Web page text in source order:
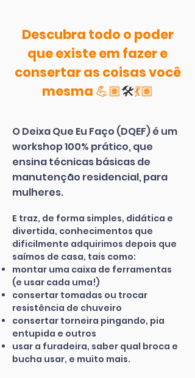
Descubra todo o poder
que existe em fazer e
consertar as coisas você
mesma 💪🏽🛠💃🏽
O Deixa Que Eu Faço (DQEF) é um
workshop 100% prático, que
ensina técnicas básicas de
manutenção residencial, para
mulheres.
E traz, de forma simples, didática e
divertida, conhecimentos que
dificilmente adquirimos depois que
saímos de casa, tais como:
montar uma caixa de ferramentas
(e usar cada uma!)
consertar tomadas ou trocar
resistência de chuveiro
consertar torneira pingando, pia
entupida e outros
usar a furadeira, saber qual broca e
bucha usar, e muito mais.